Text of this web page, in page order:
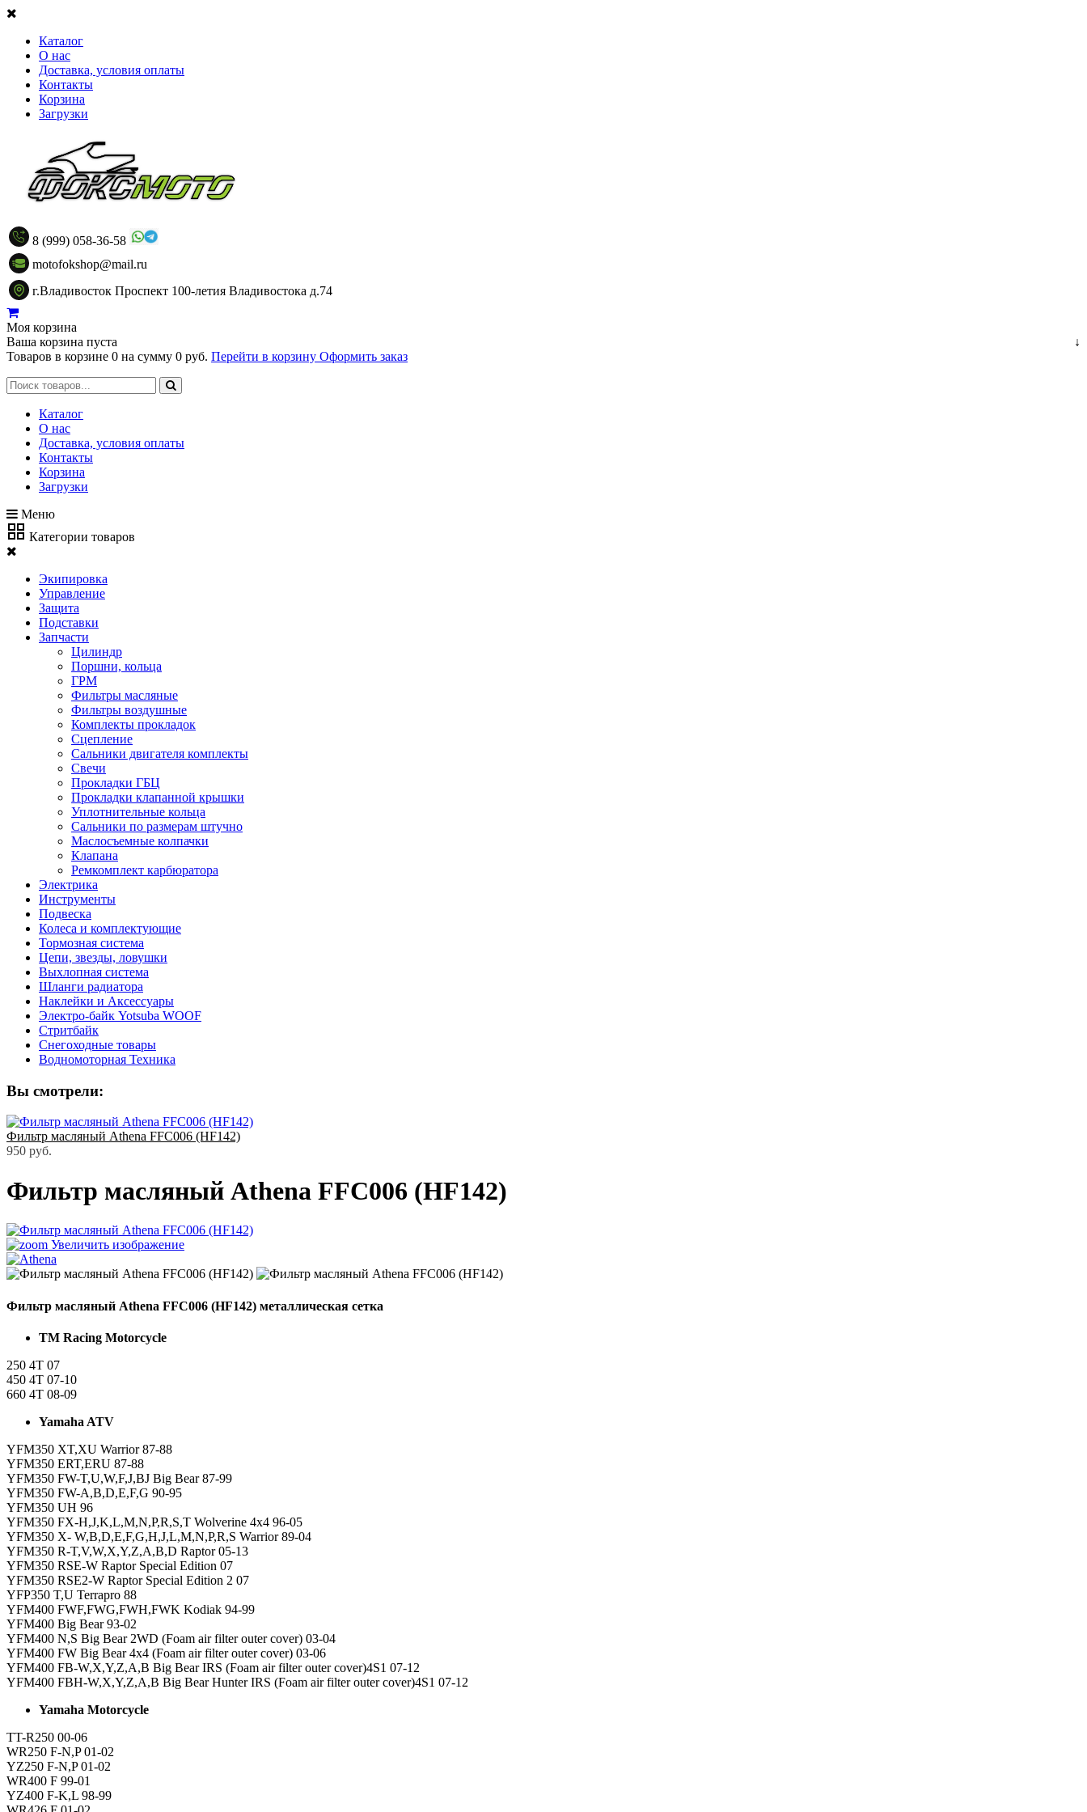
Каталог
О нас
Доставка, условия оплаты
Контакты
Корзина
Загрузки
8 (999) 058-36-58
motofokshop@mail.ru
г.Владивосток Проспект 100-летия Владивостока д.74
Моя корзина
↓
Ваша корзина пуста
Товаров в корзине 0 на сумму 0 руб. Перейти в корзину Оформить заказ
Каталог
О нас
Доставка, условия оплаты
Контакты
Корзина
Загрузки
Меню
Категории товаров
Экипировка
Управление
Защита
Подставки
Запчасти
Цилиндр
Поршни, кольца
ГРМ
Фильтры масляные
Фильтры воздушные
Комплекты прокладок
Сцепление
Сальники двигателя комплекты
Свечи
Прокладки ГБЦ
Прокладки клапанной крышки
Уплотнительные кольца
Сальники по размерам штучно
Маслосъемные колпачки
Клапана
Ремкомплект карбюратора
Электрика
Инструменты
Подвеска
Колеса и комплектующие
Тормозная система
Цепи, звезды, ловушки
Выхлопная система
Шланги радиатора
Наклейки и Аксессуары
Электро-байк Yotsuba WOOF
Стритбайк
Снегоходные товары
Водномоторная Техника
Вы смотрели:
Фильтр масляный Athena FFC006 (HF142)
950 руб.
Фильтр масляный Athena FFC006 (HF142)
Увеличить изображение
Фильтр масляный Athena FFC006 (HF142) металлическая сетка
TM Racing Motorcycle
250 4T 07
450 4T 07-10
660 4T 08-09
Yamaha ATV
YFM350 XT,XU Warrior 87-88
YFM350 ERT,ERU 87-88
YFM350 FW-T,U,W,F,J,BJ Big Bear 87-99
YFM350 FW-A,B,D,E,F,G 90-95
YFM350 UH 96
YFM350 FX-H,J,K,L,M,N,P,R,S,T Wolverine 4x4 96-05
YFM350 X- W,B,D,E,F,G,H,J,L,M,N,P,R,S Warrior 89-04
YFM350 R-T,V,W,X,Y,Z,A,B,D Raptor 05-13
YFM350 RSE-W Raptor Special Edition 07
YFM350 RSE2-W Raptor Special Edition 2 07
YFP350 T,U Terrapro 88
YFM400 FWF,FWG,FWH,FWK Kodiak 94-99
YFM400 Big Bear 93-02
YFM400 N,S Big Bear 2WD (Foam air filter outer cover) 03-04
YFM400 FW Big Bear 4x4 (Foam air filter outer cover) 03-06
YFM400 FB-W,X,Y,Z,A,B Big Bear IRS (Foam air filter outer cover)4S1 07-12
YFM400 FBH-W,X,Y,Z,A,B Big Bear Hunter IRS (Foam air filter outer cover)4S1 07-12
Yamaha Motorcycle
TT-R250 00-06
WR250 F-N,P 01-02
YZ250 F-N,P 01-02
WR400 F 99-01
YZ400 F-K,L 98-99